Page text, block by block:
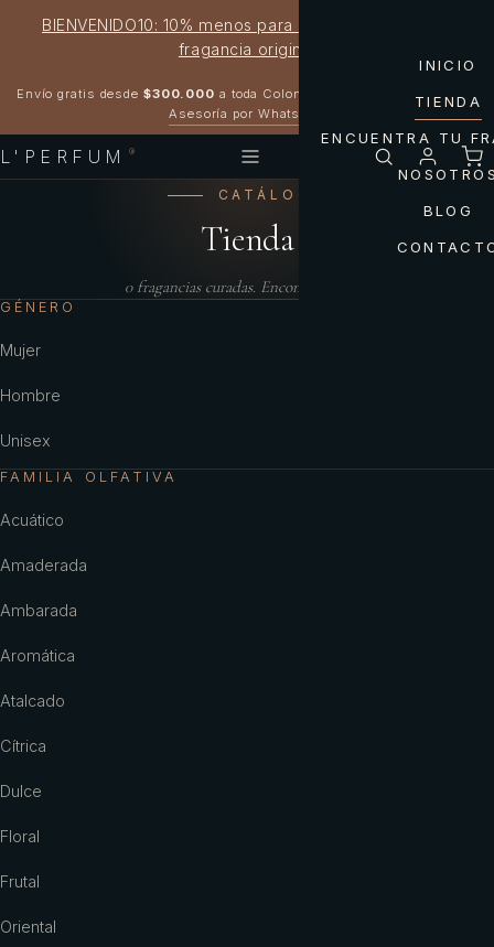
BIENVENIDO10: 10% menos para estrenar tu próxima
fragancia original
Envío gratis desde $300.000 a toda Colombia
Asesoría por WhatsApp
L'PERFUM ®
INICIO
TIENDA
ENCUENTRA TU
BLOG
CATÁLOGO
Tienda
0fragancias curadas. Encontrá la tuya.
GÉNERO
Mujer
Hombre
Unisex
FAMILIA OLFATIVA
Acuático
Amaderada
Ambarada
Aromática
Atalcado
Cítrica
Dulce
Floral
Frutal
Oriental